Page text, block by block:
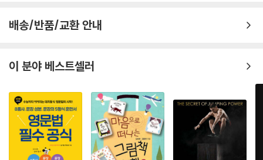
배송/반품/교환 안내
이 분야 베스트셀러